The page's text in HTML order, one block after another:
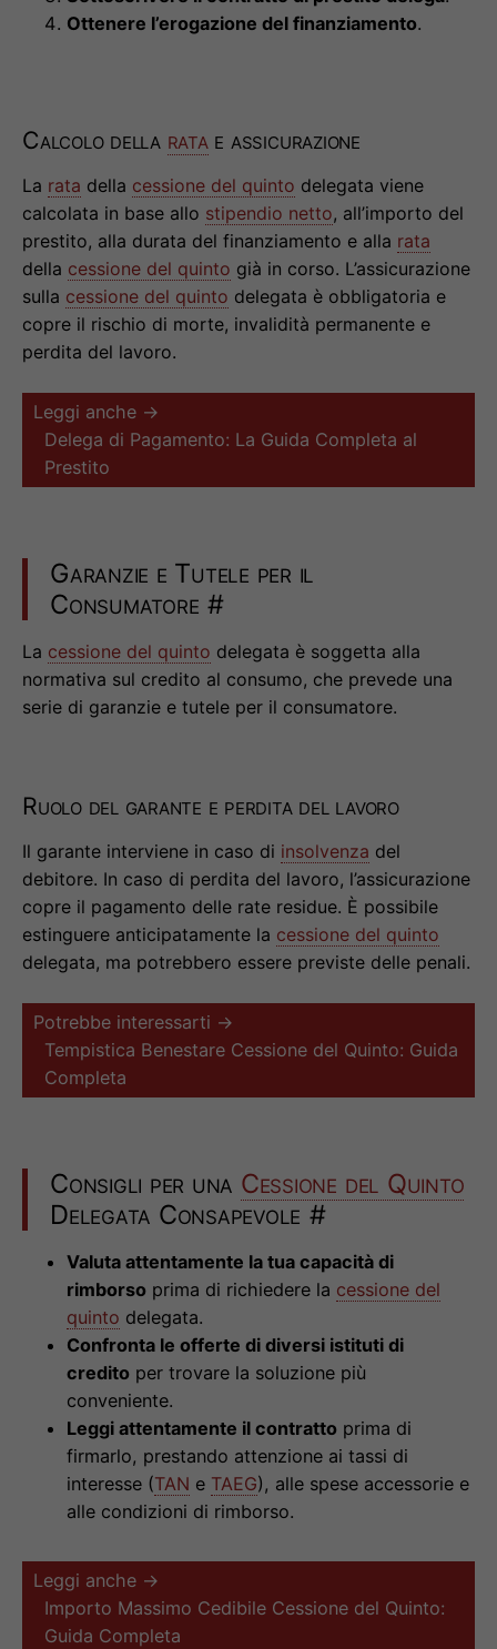
Ottenere l’erogazione del finanziamento.
Calcolo della rata e assicurazione
La rata della cessione del quinto delegata viene
calcolata in base allo stipendio netto, all’importo del
prestito, alla durata del finanziamento e alla rata
della cessione del quinto già in corso. L’assicurazione
sulla cessione del quinto delegata è obbligatoria e
copre il rischio di morte, invalidità permanente e
perdita del lavoro.
Leggi anche →
Delega di Pagamento: La Guida Completa al
Prestito
Garanzie e Tutele per il
Consumatore #
La cessione del quinto delegata è soggetta alla
normativa sul credito al consumo, che prevede una
serie di garanzie e tutele per il consumatore.
Ruolo del garante e perdita del lavoro
Il garante interviene in caso di insolvenza del
debitore. In caso di perdita del lavoro, l’assicurazione
copre il pagamento delle rate residue. È possibile
estinguere anticipatamente la cessione del quinto
delegata, ma potrebbero essere previste delle penali.
Potrebbe interessarti →
Tempistica Benestare Cessione del Quinto: Guida
Completa
Consigli per una Cessione del Quinto
Delegata Consapevole #
Valuta attentamente la tua capacità di
rimborso prima di richiedere la cessione del
quinto delegata.
Confronta le offerte di diversi istituti di
credito per trovare la soluzione più
conveniente.
Leggi attentamente il contratto prima di
firmarlo, prestando attenzione ai tassi di
interesse (TAN e TAEG), alle spese accessorie e
alle condizioni di rimborso.
Leggi anche →
Importo Massimo Cedibile Cessione del Quinto:
Guida Completa